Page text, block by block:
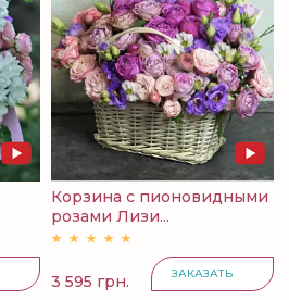
Корзина с пионовидными
розами Лизи...
3 595 грн. ЗАКАЗАТЬ